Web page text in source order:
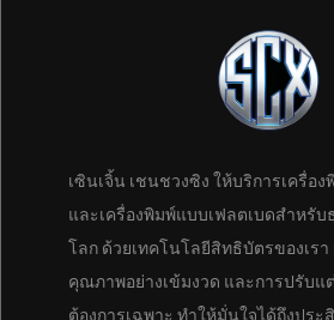
เซินเจิ้น เชนชวงซิง ให้บริการเครื่องพิ
และเครื่องพิมพ์แบบเฟลตเบดสำหรับ
โลก ด้วยเทคโนโลยีสิทธิบัตรของเร
คุณภาพอย่างเข้มงวด และการปรับแ
ต้องการเฉพาะ ทำให้มั่นใจได้ถึงประ